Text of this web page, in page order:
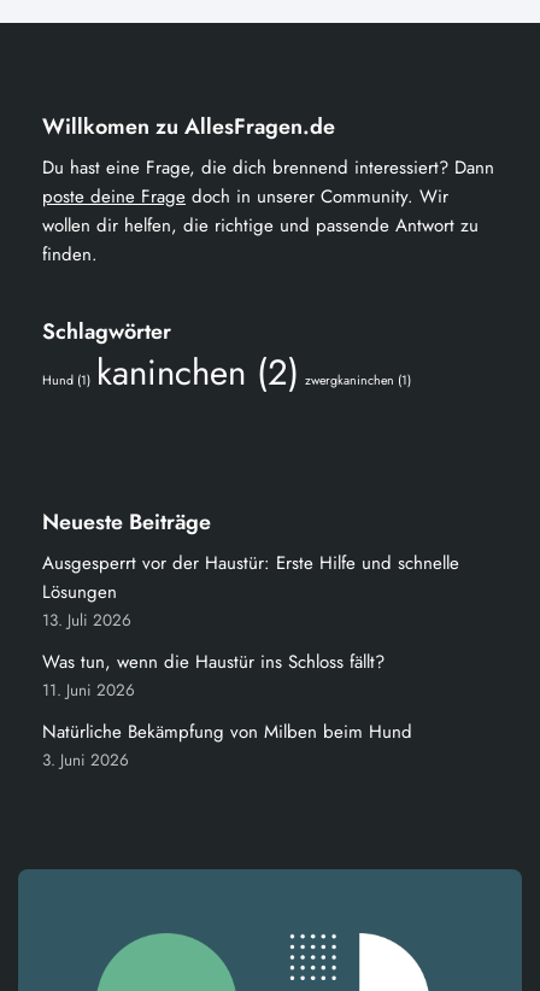
Willkomen zu AllesFragen.de
Du hast eine Frage, die dich brennend interessiert? Dann
poste deine Frage doch in unserer Community. Wir
wollen dir helfen, die richtige und passende Antwort zu
finden.
Schlagwörter
Hund (1) kaninchen (2) zwergkaninchen (1)
Neueste Beiträge
Ausgesperrt vor der Haustür: Erste Hilfe und schnelle
Lösungen
13. Juli 2026
Was tun, wenn die Haustür ins Schloss fällt?
11. Juni 2026
Natürliche Bekämpfung von Milben beim Hund
3. Juni 2026